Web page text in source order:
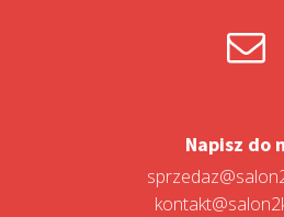
Napisz do